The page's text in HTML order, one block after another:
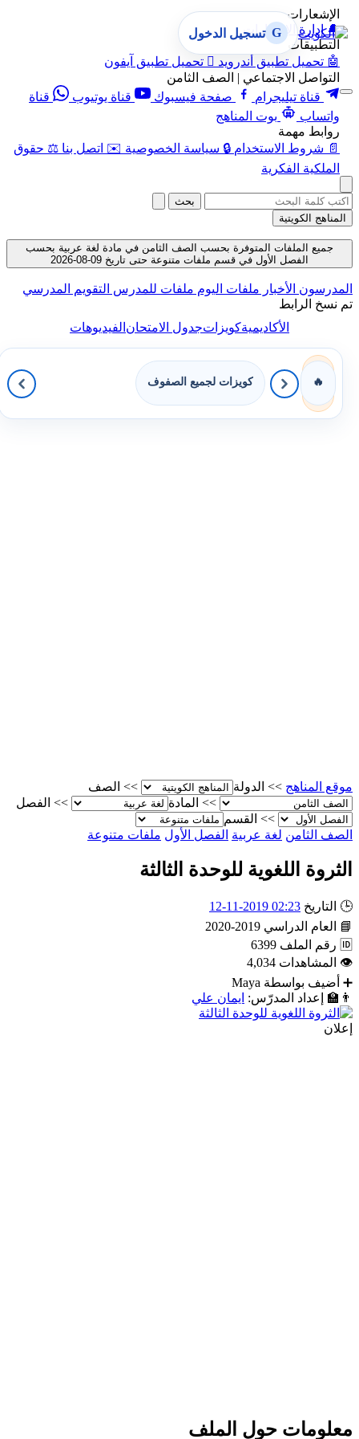
الإشعارات
🔔 إدارة الإشعارات
التطبيقات
🤖 تحميل تطبيق أندرويد  تحميل تطبيق آيفون
التواصل الاجتماعي | الصف الثامن
قناة تيليجرام
صفحة فيسبوك قناة يوتيوب
قناة
واتساب
بوت المناهج
روابط مهمة
📄 شروط الاستخدام 🔒 سياسة الخصوصية ✉️ اتصل بنا ⚖️ حقوق
الملكية الفكرية
G تسجيل الدخول
بحث
المناهج الكويتية
جميع الملفات المتوفرة بحسب الصف الثامن في مادة لغة عربية بحسب
الفصل الأول في قسم ملفات متنوعة حتى تاريخ 09-08-2026
المدرسون الأخبار ملفات اليوم ملفات للمدرس التقويم المدرسي
تم نسخ الرابط
الأكاديميةكويزاتجدول الامتحانالفيديوهات
🔥 كويزات لجميع الصفوف
موقع المناهج >> الدولة >>
الصف
>>
المادة >>
الفصل
>>
القسم
الصف الثامن لغة عربية الفصل الأول ملفات متنوعة
الثروة اللغوية للوحدة الثالثة
🕒 التاريخ 02:23 2019-11-12
📘
العام الدراسي 2019-2020
🆔 رقم الملف 6399
👁
المشاهدات 4,034
➕
أضيف بواسطة Maya
👨‍🏫
إعداد المدرّس: ايمان علي
إعلان
معلومات حول الملف